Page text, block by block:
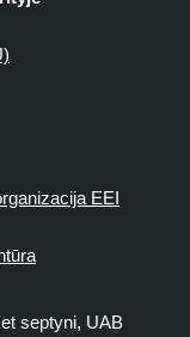
EEI
septyni, UAB